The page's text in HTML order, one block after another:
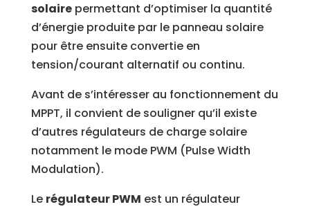
solairepermettant d’optimiser la quantité
d’énergie produite par le panneau solaire
pour être ensuite convertie en
tension/courant alternatif ou continu.
Avant de s’intéresser au fonctionnement du
MPPT, il convient de souligner qu’il existe
d’autres régulateurs de charge solaire
notamment le mode PWM (Pulse Width
Modulation).
Le régulateur PWM est un régulateur